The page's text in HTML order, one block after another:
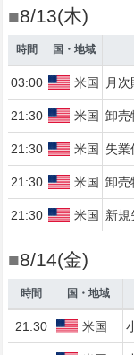
■8/13(木)
時間 国・地域
03:00 米国 月
21:30 米国 卸売
21:30 米国 失業
21:30 米国 卸売
21:30 米国 新規
■8/14(金)
時間 国・地域
21:30 米国